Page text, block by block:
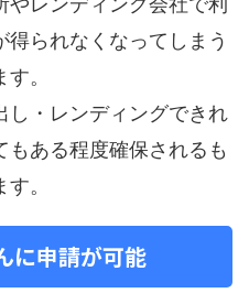
られなくなってしまう
。
し・レンディングできれ
ある程度確保されるも
。
申請が可能